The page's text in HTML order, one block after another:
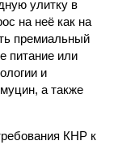
улитку в
на неё как на
премиальный
питание или
и
а также
КНР к